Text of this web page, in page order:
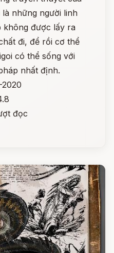
là những người linh
không được lấy ra
đi, để rồi cơ thể
có thể sống với
nhất định.
đọc